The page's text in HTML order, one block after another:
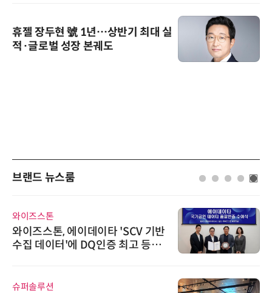
휴젤 장두현 號 1년…상반기 최대 실
적·글로벌 성장 본궤도
브랜드 뉴스룸
타 'SCV 기반
증 최고 등급
디에스앤지
디에스앤지, 'AI
26' 참가 성료… AI
우르는 통합 솔루션
에이블스토어